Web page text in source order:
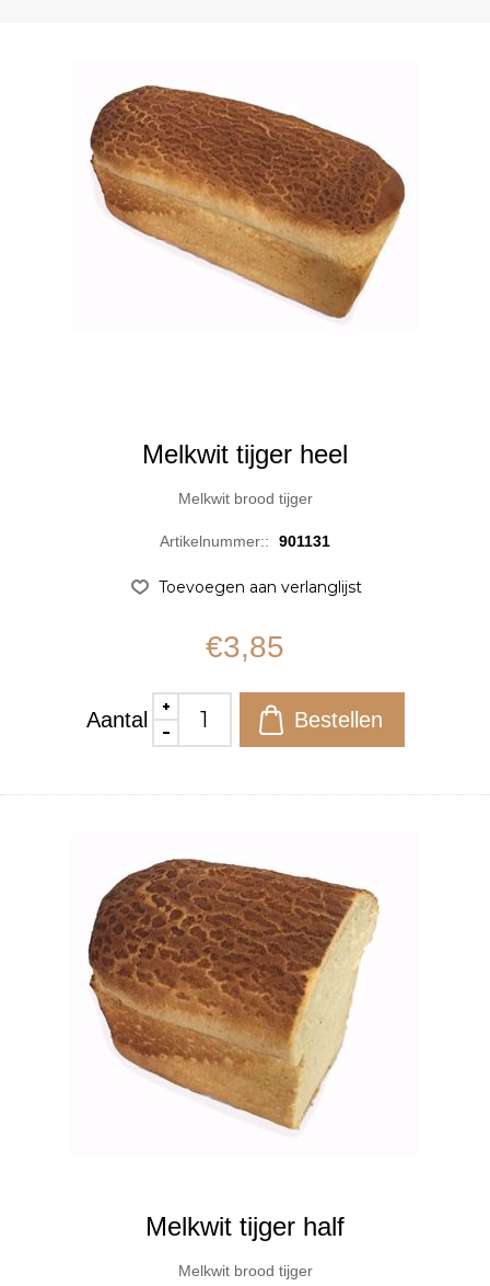
Melkwit tijger heel
Melkwit brood tijger
Artikelnummer:: 901131
€3,85
Aantal
Melkwit tijger half
Melkwit brood tijger